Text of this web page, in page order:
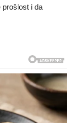
prošlost i da